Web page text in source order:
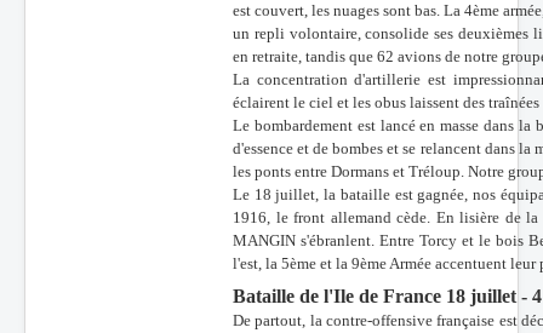
est couvert, les nuages sont bas. La 4ème
un repli volontaire, consolide ses deuxièmes
en retraite, tandis que 62 avions de notre
La concentration d'artillerie est
éclairent le ciel et les obus laissent des
Le bombardement est lancé en masse dans
d'essence et de bombes et se relancent dans
les ponts entre Dormans et Tréloup. Notre
Le 18 juillet, la bataille est gagnée, nos
1916, le front allemand cède. En lisière de
MANGIN s'ébranlent. Entre Torcy et le bois
l'est, la 5ème et la 9ème Armée accentuent
Bataille de l'Ile de France 18 juillet -
De partout, la contre-offensive française est